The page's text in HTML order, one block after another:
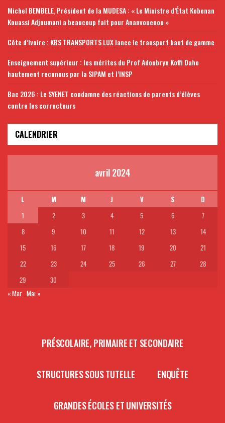
Michel BEMBELE, Président de la MUDESA : « Le Ministre d’État Kobenan
Kouassi Adjoumani a beaucoup fait pour Ananvouenou »
Côte d’Ivoire : KBS TRANSPORTS LUX lance le transport haut de gamme
Enseignement supérieur : les mérites du Prof Adoubryn Koffi Daho
hautement reconnus par la SIPAM et l’INSP
Bac 2026 : Le SYENET condamne des réactions de parents d’élèves
contre les correcteurs
CALENDRIER
avril 2024
L M M J V S
D
1
2 3 4 5 6
7
8
9 10 11 12 13
14
15
16 17 18 19 20
21
22
23 24 25 26 27
28
29
30
« Mar Mai »
PRÉSCOLAIRE, PRIMAIRE ET SECONDAIRE
STRUCTURES SOUS TUTELLE ENQUÊTE
GRANDES ÉCOLES ET UNIVERSITÉS